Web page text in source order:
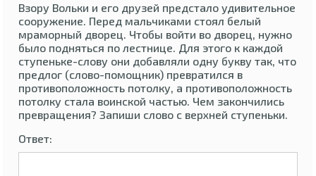
Взору Вольки и его друзей предстало удивительное
сооружение. Перед мальчиками стоял белый
мраморный дворец. Чтобы войти во дворец, нужно
было подняться по лестнице. Для этого к каждой
ступеньке-слову они добавляли одну букву так, что
предлог (слово-помощник) превратился в
противоположность потолку, а противоположность
потолку стала воинской частью. Чем закончились
превращения? Запиши слово с верхней ступеньки.
Ответ: